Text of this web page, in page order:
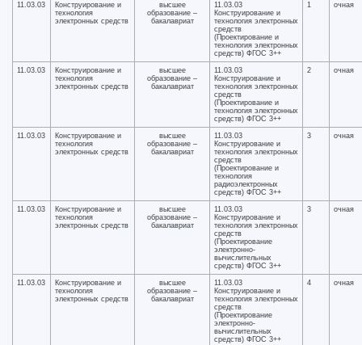
11.03.03
Конструирование и
технология
электронных средств
высшее
образование –
бакалавриат
11.03.03
Конструирование и
технология электронных
средств
(Проектирование и
технология электронных
средств) ФГОС 3++
1 очная
11.03.03
Конструирование и
технология
электронных средств
высшее
образование –
бакалавриат
11.03.03
Конструирование и
технология электронных
средств
(Проектирование и
технология электронных
средств) ФГОС 3++
2 очная
11.03.03
Конструирование и
технология
электронных средств
высшее
образование –
бакалавриат
11.03.03
Конструирование и
технология электронных
средств
(Проектирование и
технология
радиоэлектронных
средств) ФГОС 3++
3 очная
11.03.03
Конструирование и
технология
электронных средств
высшее
образование –
бакалавриат
11.03.03
Конструирование и
технология электронных
средств
(Проектирование
электронно-
вычислительных
средств) ФГОС 3++
3 очная
11.03.03
Конструирование и
технология
электронных средств
высшее
образование –
бакалавриат
11.03.03
Конструирование и
технология электронных
средств
(Проектирование
электронно-
вычислительных
средств) ФГОС 3++
4 очная